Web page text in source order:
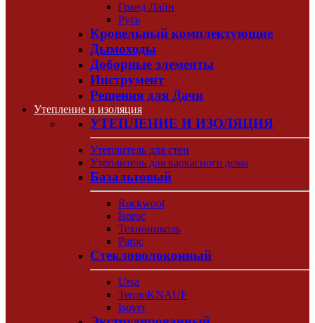
Гранд Лайн
Русь
Кровельный комплектующие
Дымоходы
Доборные элементы
Инструмент
Решения для Дачи
Утепление и изоляция
УТЕПЛЕНИЕ И ИЗОЛЯЦИЯ
Утеплитель для стен
Утеплитель для каркасного дома
Базальтовый
Rockwool
Isoroc
Технониколь
Paroc
Стекловолоконный
Ursa
ТеплоKNAUF
Isover